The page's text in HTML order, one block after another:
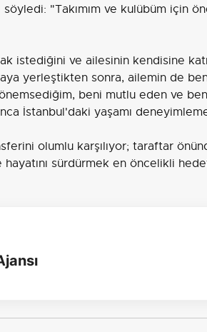
"Takımım ve kulübüm için
istediğini ve ailesinin kendisine
yerleştikten sonra, ailemin de
beni mutlu eden ve
İstanbul'daki yaşamı
olumlu karşılıyor; taraftar
sürdürmek en öncelikli